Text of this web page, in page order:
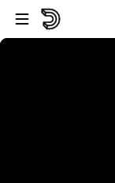
Passer au player
Passer au contenu